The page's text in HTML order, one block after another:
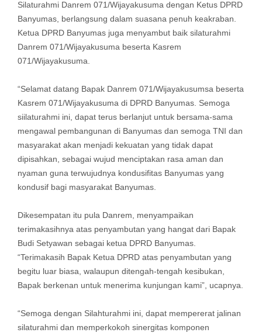
Silaturahmi Danrem 071/Wijayakusuma dengan Ketus DPRD
Banyumas, berlangsung dalam suasana penuh keakraban.
Ketua DPRD Banyumas juga menyambut baik silaturahmi
Danrem 071/Wijayakusuma beserta Kasrem
071/Wijayakusuma.
“Selamat datang Bapak Danrem 071/Wijayakusumsa beserta
Kasrem 071/Wijayakusuma di DPRD Banyumas. Semoga
siilaturahmi ini, dapat terus berlanjut untuk bersama-sama
mengawal pembangunan di Banyumas dan semoga TNI dan
masyarakat akan menjadi kekuatan yang tidak dapat
dipisahkan, sebagai wujud menciptakan rasa aman dan
nyaman guna terwujudnya kondusifitas Banyumas yang
kondusif bagi masyarakat Banyumas.
Dikesempatan itu pula Danrem, menyampaikan
terimakasihnya atas penyambutan yang hangat dari Bapak
Budi Setyawan sebagai ketua DPRD Banyumas.
“Terimakasih Bapak Ketua DPRD atas penyambutan yang
begitu luar biasa, walaupun ditengah-tengah kesibukan,
Bapak berkenan untuk menerima kunjungan kami”, ucapnya.
“Semoga dengan Silahturahmi ini, dapat mempererat jalinan
silaturahmi dan memperkokoh sinergitas komponen